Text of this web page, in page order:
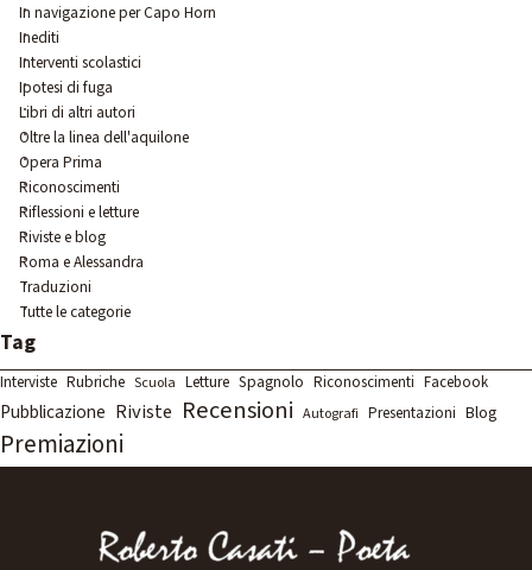
In navigazione per Capo Horn
Inediti
Interventi scolastici
Ipotesi di fuga
Libri di altri autori
Oltre la linea dell'aquilone
Opera Prima
Riconoscimenti
Riflessioni e letture
Riviste e blog
Roma e Alessandra
Traduzioni
Tutte le categorie
Salta blocco Tag
Tag
Interviste Rubriche Scuola Letture Spagnolo Riconoscimenti Facebook
Pubblicazione Riviste Recensioni Autografi Presentazioni Blog
Premiazioni